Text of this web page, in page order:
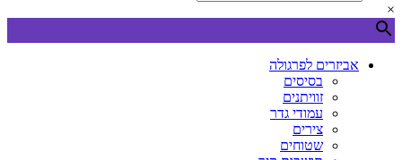
×
אביזרים לפרגולה
בסיסים
זוויתנים
עמודי גדר
צירים
שטוחים